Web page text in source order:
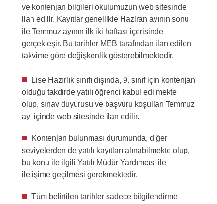
ve kontenjan bilgileri okulumuzun web sitesinde
ilan edilir. Kayıtlar genellikle Haziran ayının sonu
ile Temmuz ayının ilk iki haftası içerisinde
gerçekleşir. Bu tarihler MEB tarafından ilan edilen
takvime göre değişkenlik gösterebilmektedir.
Lise Hazırlık sınıfı dışında, 9. sınıf için kontenjan
olduğu takdirde yatılı öğrenci kabul edilmekte
olup, sınav duyurusu ve başvuru koşulları Temmuz
ayı içinde web sitesinde ilan edilir.
Kontenjan bulunması durumunda, diğer
seviyelerden de yatılı kayıtları alınabilmekte olup,
bu konu ile ilgili Yatılı Müdür Yardımcısı ile
iletişime geçilmesi gerekmektedir.
Tüm belirtilen tarihler sadece bilgilendirme